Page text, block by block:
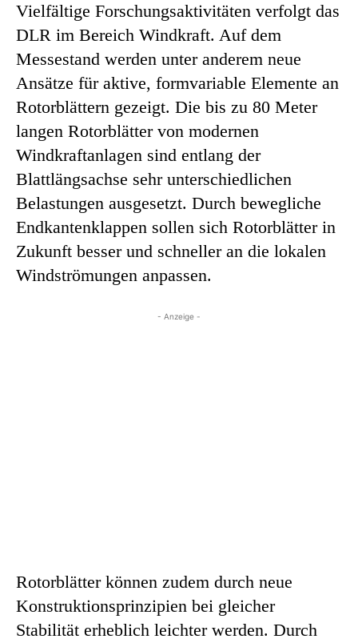
Vielfältige Forschungsaktivitäten verfolgt das
DLR im Bereich Windkraft. Auf dem
Messestand werden unter anderem neue
Ansätze für aktive, formvariable Elemente an
Rotorblättern gezeigt. Die bis zu 80 Meter
langen Rotorblätter von modernen
Windkraftanlagen sind entlang der
Blattlängsachse sehr unterschiedlichen
Belastungen ausgesetzt. Durch bewegliche
Endkantenklappen sollen sich Rotorblätter in
Zukunft besser und schneller an die lokalen
Windströmungen anpassen.
- Anzeige -
Rotorblätter können zudem durch neue
Konstruktionsprinzipien bei gleicher
Stabilität erheblich leichter werden. Durch